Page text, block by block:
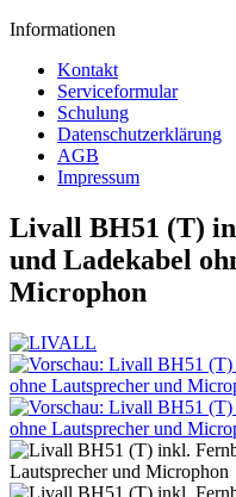
Informationen
Kontakt
Serviceformular
Schulung
Datenschutzerklärung
AGB
Impressum
Livall BH51 (T)
und Ladekabel
Microphon